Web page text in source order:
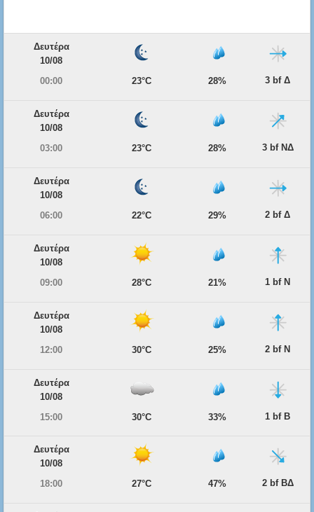
Δευτέρα
10/08
00:00
23°C 28% 3 bf Δ
Δευτέρα
10/08
03:00
23°C 28% 3 bf ΝΔ
Δευτέρα
10/08
06:00
22°C 29% 2 bf Δ
Δευτέρα
10/08
09:00
28°C 21% 1 bf Ν
Δευτέρα
10/08
12:00
30°C 25% 2 bf Ν
Δευτέρα
10/08
15:00
30°C 33% 1 bf Β
Δευτέρα
10/08
18:00
27°C 47% 2 bf ΒΔ